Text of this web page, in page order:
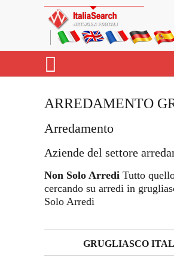
ARREDAMENTO
Arredamento
Aziende del settore
Non Solo Arredi Tutto
cercando su arredi in
Solo Arredi
GRUGLIASCO